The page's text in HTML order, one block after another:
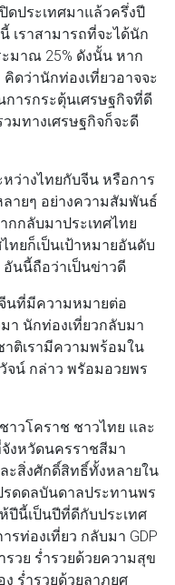
ดประเทศมาแล้วครึ่งปี
เราสามารถที่จะได้นัก
มาณ 25% ดังนั้น หาก
ดว่านักท่องเที่ยวอาจจะ
การกระตุ้นเศรษฐกิจที่ดี
มทางเศรษฐกิจก็จะดี
ว่างไทยกับจีน หรือการ
ายๆ อย่างความสัมพันธ์
กลับมาประเทศไทย
ทยก็เป็นเป้าหมายอันดับ
นนี้ถือว่าเป็นข่าวดี
นที่มีความหมายต่อ
า นักท่องเที่ยวกลับมา
ติเรามีความพร้อมใน
จน์ กล่าว พรัอมอวยพร
าวโคราช ชาวไทย และ
งหวัดนครราชสีมา
สิ่งศักดิ์สิทธิ์ทั้งหลายใน
รดดลบันดาลประทานพร
ปีนี้เป็นปีที่ดีกับประเทศ
ท่องเที่ยว กลับมา GDP
วย ร่ำรวยด้วยความสุข
ง ร่ำรวยด้วยลาภยศ